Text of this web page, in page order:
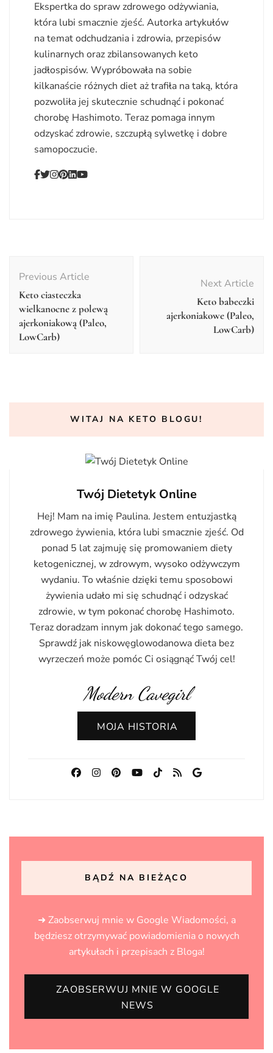
Ekspertka do spraw zdrowego odżywiania,
która lubi smacznie zjeść. Autorka artykułów
na temat odchudzania i zdrowia, przepisów
kulinarnych oraz zbilansowanych keto
jadłospisów. Wypróbowała na sobie
kilkanaście różnych diet aż trafiła na taką, która
pozwoliła jej skutecznie schudnąć i pokonać
chorobę Hashimoto. Teraz pomaga innym
odzyskać zdrowie, szczupłą sylwetkę i dobre
samopoczucie.
Navigation
Previous Article
Keto ciasteczka
wielkanocne z polewą
ajerkoniakową (Paleo,
LowCarb)
Next Article
Keto babeczki
ajerkoniakowe (Paleo,
LowCarb)
WITAJ NA KETO BLOGU!
Twój Dietetyk Online
Hej! Mam na imię Paulina. Jestem entuzjastką
zdrowego żywienia, która lubi smacznie zjeść. Od
ponad 5 lat zajmuję się promowaniem diety
ketogenicznej, w zdrowym, wysoko odżywczym
wydaniu. To właśnie dzięki temu sposobowi
żywienia udało mi się schudnąć i odzyskać
zdrowie, w tym pokonać chorobę Hashimoto.
Teraz doradzam innym jak dokonać tego samego.
Sprawdź jak niskowęglowodanowa dieta bez
wyrzeczeń może pomóc Ci osiągnąć Twój cel!
Modern Cavegirl
MOJA HISTORIA
BĄDŹ NA BIEŻĄCO
➜ Zaobserwuj mnie w Google Wiadomości, a
będziesz otrzymywać powiadomienia o nowych
artykułach i przepisach z Bloga!
ZAOBSERWUJ MNIE W GOOGLE
NEWS